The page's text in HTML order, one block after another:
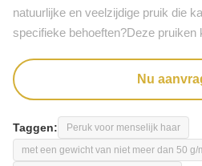
natuurlijke en veelzijdige pruik die
specifieke behoeften?Deze pruiken
Nu
Taggen:
Peruk voor menselijk haar
met een gewicht van niet meer dan 50 g/